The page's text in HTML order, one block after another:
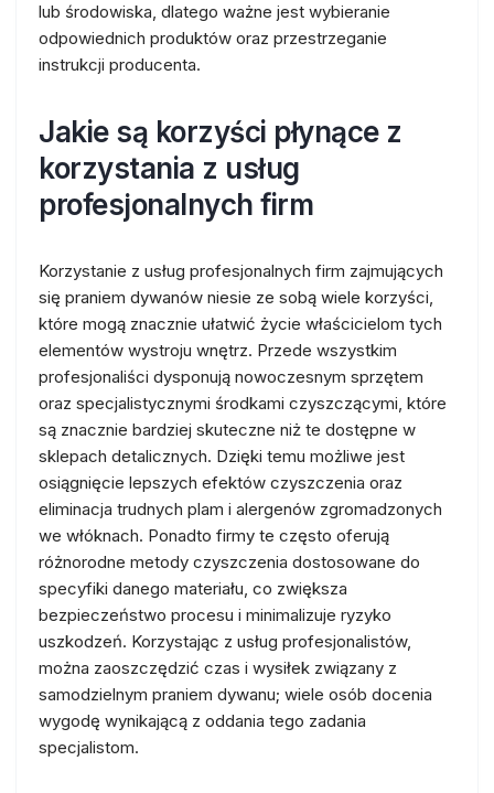
lub środowiska, dlatego ważne jest wybieranie
odpowiednich produktów oraz przestrzeganie
instrukcji producenta.
Jakie są korzyści płynące z
korzystania z usług
profesjonalnych firm
Korzystanie z usług profesjonalnych firm zajmujących
się praniem dywanów niesie ze sobą wiele korzyści,
które mogą znacznie ułatwić życie właścicielom tych
elementów wystroju wnętrz. Przede wszystkim
profesjonaliści dysponują nowoczesnym sprzętem
oraz specjalistycznymi środkami czyszczącymi, które
są znacznie bardziej skuteczne niż te dostępne w
sklepach detalicznych. Dzięki temu możliwe jest
osiągnięcie lepszych efektów czyszczenia oraz
eliminacja trudnych plam i alergenów zgromadzonych
we włóknach. Ponadto firmy te często oferują
różnorodne metody czyszczenia dostosowane do
specyfiki danego materiału, co zwiększa
bezpieczeństwo procesu i minimalizuje ryzyko
uszkodzeń. Korzystając z usług profesjonalistów,
można zaoszczędzić czas i wysiłek związany z
samodzielnym praniem dywanu; wiele osób docenia
wygodę wynikającą z oddania tego zadania
specjalistom.